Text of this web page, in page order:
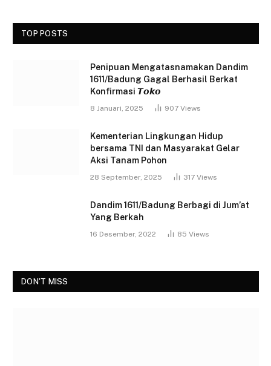
TOP POSTS
Penipuan Mengatasnamakan Dandim
1611/Badung Gagal Berhasil Berkat
Konfirmasi 𝙏𝙤𝙠𝙤
8 Januari, 2025 907 Views
Kementerian Lingkungan Hidup
bersama TNI dan Masyarakat Gelar
Aksi Tanam Pohon
28 September, 2025 317 Views
Dandim 1611/Badung Berbagi di Jum’at
Yang Berkah
16 Desember, 2022 85 Views
DON'T MISS